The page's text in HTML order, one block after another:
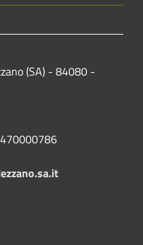
(SA) - 84080 -